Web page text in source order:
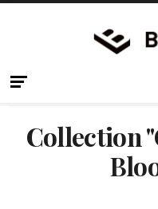
Collection